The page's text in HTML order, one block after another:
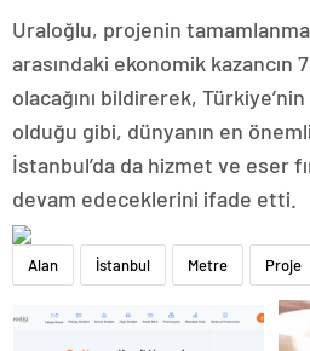
Uraloğlu, projenin
arasındaki ekonomik kazancın
olacağını bildirerek,
olduğu gibi, dünyanın en
İstanbul’da da hizmet ve eser
devam edeceklerini ifade etti.
Alan İstanbul Metre Proje